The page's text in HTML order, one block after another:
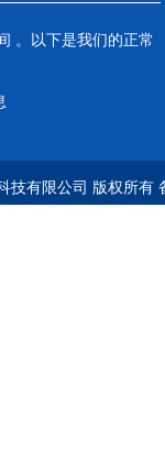
。以下是我们的正常
技有限公司 版权所有